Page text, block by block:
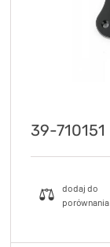
39-710151